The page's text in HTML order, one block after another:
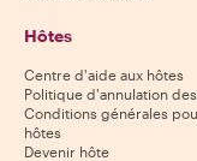
Hôtes
Centre d'aide aux hôtes
Politique d'annulation
Conditions générales
hôtes
Devenir hôte